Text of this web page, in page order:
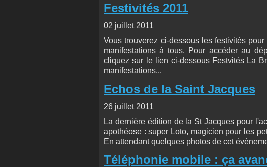
Festivités 2011
02 juillet 2011
Vous trouverez ci-dessous les festivités
manifestations à tous. Pour accéder au
cliquez sur le lien ci-dessous Festvités La
manifestations...
Echos de la Saint Jacques
26 juillet 2011
La dernière édition de la St Jacques pour
apothéose : super Loto, magicien pour les
En attendant quelques photos de cet
Téléphonie mobile : ça